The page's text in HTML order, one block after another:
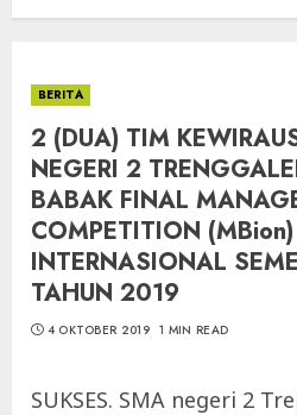
BERITA
2 (DUA) TIM
NEGERI 2
BABAK FINAL
COMPETITION
INTERNASIONAL
TAHUN 2019
4 OKTOBER 2019 1 MIN READ
SUKSES. SMA negeri 2